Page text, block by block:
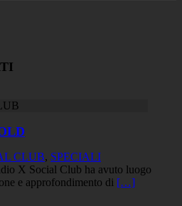
CLUB, SPECIALI
X Social Club ha avuto luogo
e approfondimento di […]